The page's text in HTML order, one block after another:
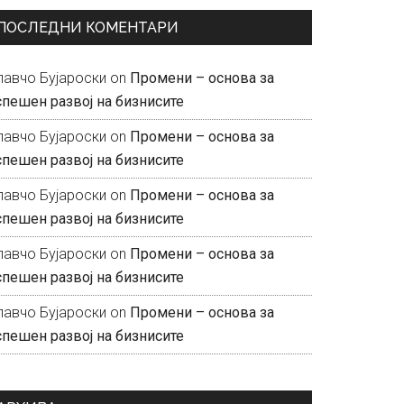
КОМЕНТАРИ
Бујароски on Промени – основа за
развој на бизнисите
Бујароски on Промени – основа за
развој на бизнисите
Бујароски on Промени – основа за
развој на бизнисите
Бујароски on Промени – основа за
развој на бизнисите
Бујароски on Промени – основа за
развој на бизнисите